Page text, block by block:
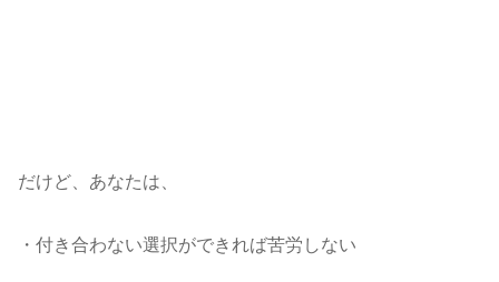
だけど、あなたは、
・付き合わない選択ができれば苦労しない